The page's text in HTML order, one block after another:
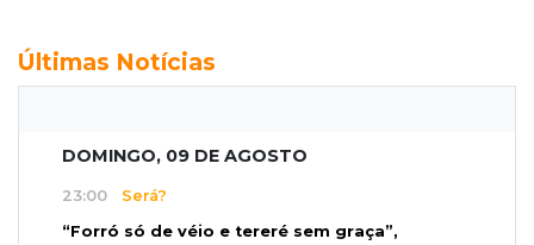
Últimas Notícias
DOMINGO, 09 DE AGOSTO
23:00 Será?
“Forró só de véio e tereré sem graça”,